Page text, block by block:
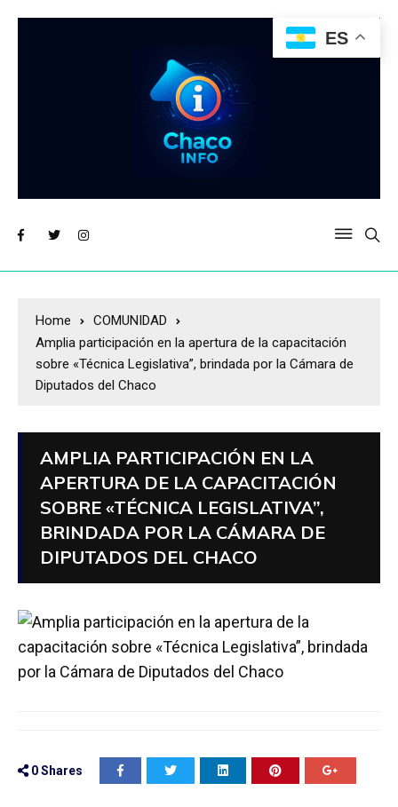
Home
COMUNIDAD
Amplia participación en la apertura de la capacitación
sobre «Técnica Legislativa”, brindada por la Cámara de
Diputados del Chaco
AMPLIA PARTICIPACIÓN EN LA
APERTURA DE LA CAPACITACIÓN
SOBRE «TÉCNICA LEGISLATIVA”,
BRINDADA POR LA CÁMARA DE
DIPUTADOS DEL CHACO
0Shares
ES